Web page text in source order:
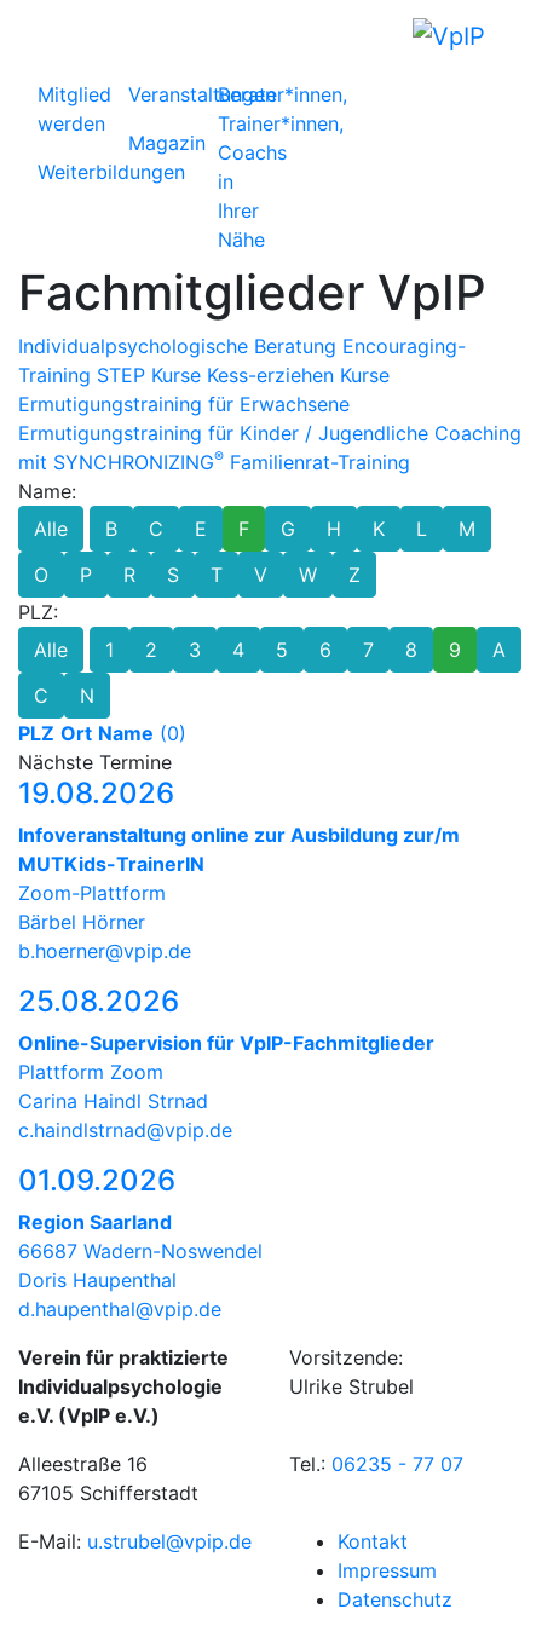
Mitglied
werden
Weiterbildungen
Veranstaltungen
Magazin
Berater*innen,
Trainer*innen,
Coachs
in
Ihrer
Nähe
Fachmitglieder VpIP
Individualpsychologische Beratung Encouraging-
Training STEP Kurse Kess-erziehen Kurse
Ermutigungstraining für Erwachsene
Ermutigungstraining für Kinder / Jugendliche Coaching
mit SYNCHRONIZING® Familienrat-Training
Name:
Alle
B C E F G H K L
M
O
P R S T V W
Z
PLZ:
Alle
1 2 3 4 5 6 7 8 9
A
C
N
PLZ Ort Name (0)
Nächste Termine
19.08.2026
Infoveranstaltung online zur Ausbildung zur/m
MUTKids-TrainerIN
Zoom-Plattform
Bärbel Hörner
b.hoerner@vpip.de
25.08.2026
Online-Supervision für VpIP-Fachmitglieder
Plattform Zoom
Carina Haindl Strnad
c.haindlstrnad@vpip.de
01.09.2026
Region Saarland
66687 Wadern-Noswendel
Doris Haupenthal
d.haupenthal@vpip.de
Verein für praktizierte
Individualpsychologie
e.V. (VpIP e.V.)
Vorsitzende:
Ulrike Strubel
Alleestraße 16
67105 Schifferstadt
Tel.: 06235 - 77 07
E-Mail: u.strubel@vpip.de
Kontakt
Impressum
Datenschutz